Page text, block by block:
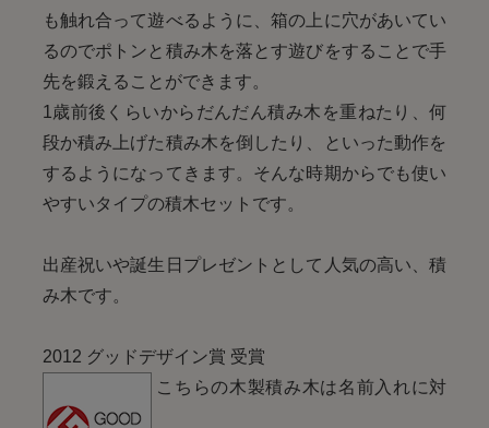
も触れ合って遊べるように、箱の上に穴があいてい
るのでポトンと積み木を落とす遊びをすることで手
先を鍛えることができます。
1歳前後くらいからだんだん積み木を重ねたり、何
段か積み上げた積み木を倒したり、といった動作を
するようになってきます。そんな時期からでも使い
やすいタイプの積木セットです。
出産祝いや誕生日プレゼントとして人気の高い、積
み木です。
2012 グッドデザイン賞 受賞
こちらの木製積み木は名前入れに対